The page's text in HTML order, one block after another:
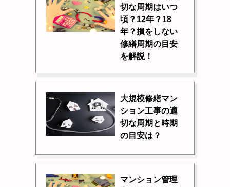
切な周期はいつ
頃？12年？18
年？損をしない
修繕周期の目安
を解説！
大規模修繕マン
ション工事の適
切な周期と時期
の目安は？
マンション管理